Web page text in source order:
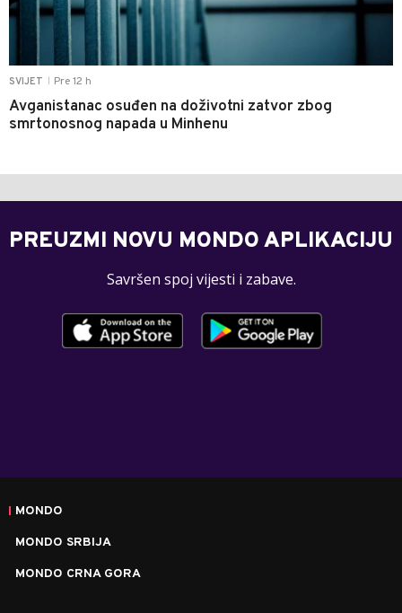
SVIJET Pre 12 h
Avganistanac osuđen na doživotni zatvor zbog
smrtonosnog napada u Minhenu
PREUZMI NOVU MONDO APLIKACIJU
Savršen spoj vijesti i zabave.
MONDO
MONDO SRBIJA
MONDO CRNA GORA